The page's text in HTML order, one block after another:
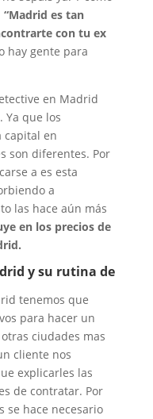
“Madrid es tan
con tu ex
hay gente para
en Madrid
Ya que los
capital en
son diferentes. Por
a es esta
a
las hace aún más
en los precios de
y su rutina de
tenemos que
para hacer un
ciudades mas
cliente nos
explicarles las
de contratar. Por
se hace necesario